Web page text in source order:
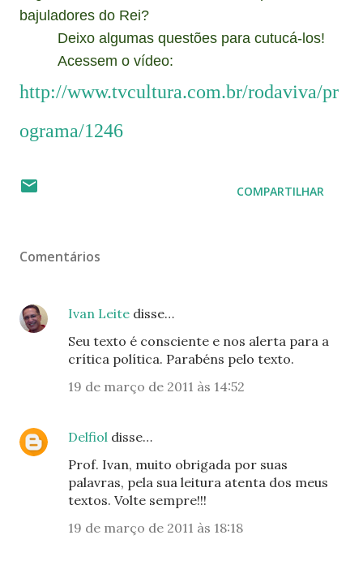
bajuladores do Rei?
Deixo algumas questões para cutucá-los!
Acessem o vídeo:
http://www.tvcultura.com.br/rodaviva/pr
ograma/1246
COMPARTILHAR
Comentários
Ivan Leite disse…
Seu texto é consciente e nos alerta para a
crítica política. Parabéns pelo texto.
19 de março de 2011 às 14:52
Delfiol disse…
Prof. Ivan, muito obrigada por suas
palavras, pela sua leitura atenta dos meus
textos. Volte sempre!!!
19 de março de 2011 às 18:18